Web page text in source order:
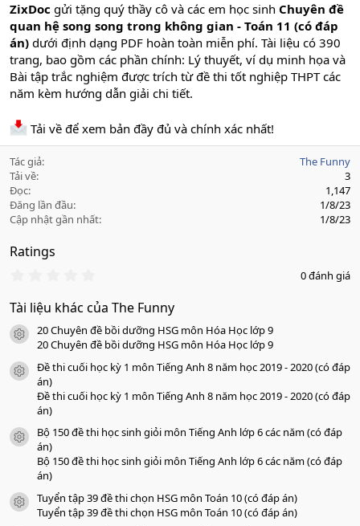
ZixDoc gửi tặng quý thầy cô và các em học sinh Chuyên đề
quan hệ song song trong không gian - Toán 11 (có đáp
án) dưới định dạng PDF hoàn toàn miễn phí. Tài liệu có 390
trang, bao gồm các phần chính: Lý thuyết, ví dụ minh họa và
Bài tập trắc nghiệm được trích từ đề thi tốt nghiệp THPT các
năm kèm hướng dẫn giải chi tiết.
Tải về để xem bản đầy đủ và chính xác nhất!
Tác giả
The Funny
Tải về
3
Đọc
1,147
Đăng lần đầu
1/8/23
Cập nhật gần nhất
1/8/23
Ratings
0
0
s
a
o
0 đánh giá
Tài liệu khác của The Funny
icon tài liệu
20 Chuyên đề bồi dưỡng HSG môn Hóa Học lớp 9
20 Chuyên đề bồi dưỡng HSG môn Hóa Học lớp 9
icon tài liệu
Đề thi cuối học kỳ 1 môn Tiếng Anh 8 năm học 2019 - 2020 (có đáp
án)
Đề thi cuối học kỳ 1 môn Tiếng Anh 8 năm học 2019 - 2020 (có đáp
án)
icon tài liệu
Bộ 150 đề thi học sinh giỏi môn Tiếng Anh lớp 6 các năm (có đáp
án)
Bộ 150 đề thi học sinh giỏi môn Tiếng Anh lớp 6 các năm (có đáp
án)
icon tài liệu
Tuyển tập 39 đề thi chọn HSG môn Toán 10 (có đáp án)
Tuyển tập 39 đề thi chọn HSG môn Toán 10 (có đáp án)